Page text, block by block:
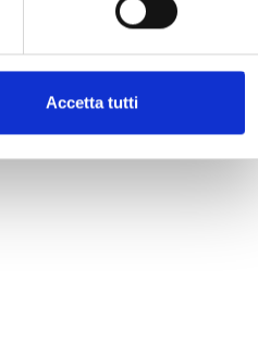
Accetta tutti